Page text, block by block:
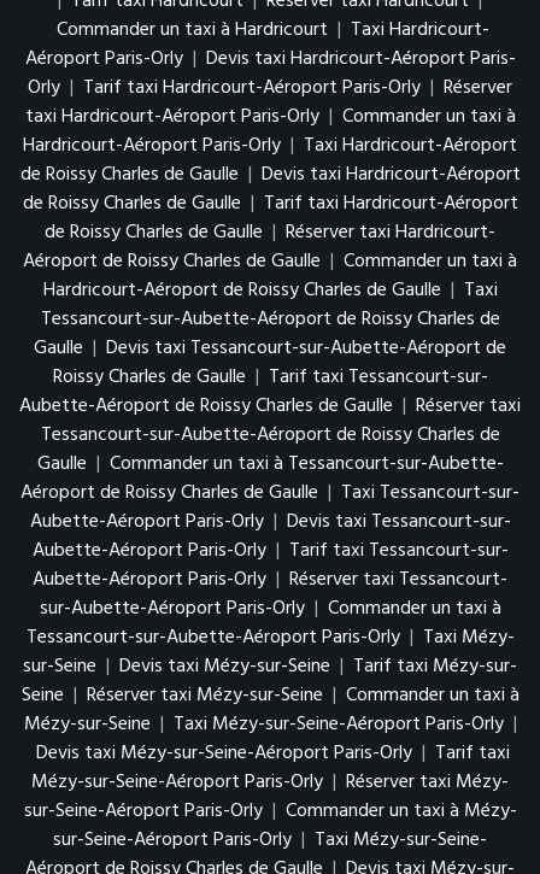
Commander un taxi à Hardricourt | Taxi Hardricourt-
Aéroport Paris-Orly | Devis taxi Hardricourt-Aéroport Paris-
Orly | Tarif taxi Hardricourt-Aéroport Paris-Orly | Réserver
taxi Hardricourt-Aéroport Paris-Orly | Commander un taxi à
Hardricourt-Aéroport Paris-Orly | Taxi Hardricourt-Aéroport
de Roissy Charles de Gaulle | Devis taxi Hardricourt-Aéroport
de Roissy Charles de Gaulle | Tarif taxi Hardricourt-Aéroport
de Roissy Charles de Gaulle | Réserver taxi Hardricourt-
Aéroport de Roissy Charles de Gaulle | Commander un taxi à
Hardricourt-Aéroport de Roissy Charles de Gaulle | Taxi
Tessancourt-sur-Aubette-Aéroport de Roissy Charles de
Gaulle | Devis taxi Tessancourt-sur-Aubette-Aéroport de
Roissy Charles de Gaulle | Tarif taxi Tessancourt-sur-
Aubette-Aéroport de Roissy Charles de Gaulle | Réserver taxi
Tessancourt-sur-Aubette-Aéroport de Roissy Charles de
Gaulle | Commander un taxi à Tessancourt-sur-Aubette-
Aéroport de Roissy Charles de Gaulle | Taxi Tessancourt-sur-
Aubette-Aéroport Paris-Orly | Devis taxi Tessancourt-sur-
Aubette-Aéroport Paris-Orly | Tarif taxi Tessancourt-sur-
Aubette-Aéroport Paris-Orly | Réserver taxi Tessancourt-
sur-Aubette-Aéroport Paris-Orly | Commander un taxi à
Tessancourt-sur-Aubette-Aéroport Paris-Orly | Taxi Mézy-
sur-Seine | Devis taxi Mézy-sur-Seine | Tarif taxi Mézy-sur-
Seine | Réserver taxi Mézy-sur-Seine | Commander un taxi à
Mézy-sur-Seine | Taxi Mézy-sur-Seine-Aéroport Paris-Orly |
Devis taxi Mézy-sur-Seine-Aéroport Paris-Orly | Tarif taxi
Mézy-sur-Seine-Aéroport Paris-Orly | Réserver taxi Mézy-
sur-Seine-Aéroport Paris-Orly | Commander un taxi à Mézy-
sur-Seine-Aéroport Paris-Orly | Taxi Mézy-sur-Seine-